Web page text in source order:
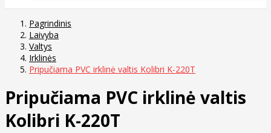
Pagrindinis
Laivyba
Valtys
Irklinės
Pripučiama PVC irklinė valtis Kolibri K-220T
Pripučiama PVC irklinė valtis
Kolibri K-220T